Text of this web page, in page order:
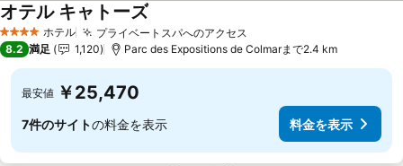
4 ホテルのランク
ホテル プライベートスパへのアクセス
オテル キャトーズ
8.2 満足 1,120 Parc des Expositions de Colmarまで2.4 km
最安値 ￥25,470
7件のサイトの料金を表示 料金を表示